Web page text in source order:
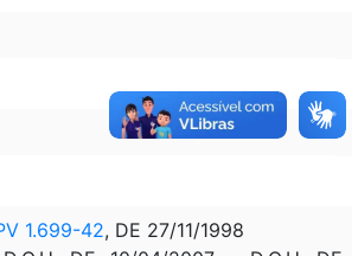
1.699-42, DE 27/11/1998